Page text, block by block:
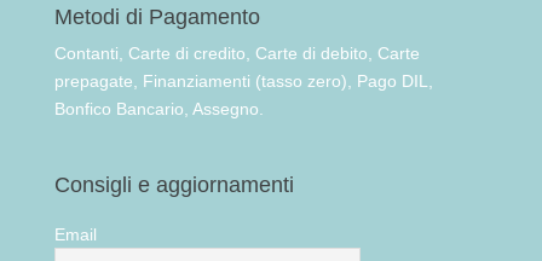
Metodi di Pagamento
Contanti, Carte di credito, Carte di debito, Carte
prepagate, Finanziamenti (tasso zero), Pago DIL,
Bonfico Bancario, Assegno.
Consigli e aggiornamenti
Email